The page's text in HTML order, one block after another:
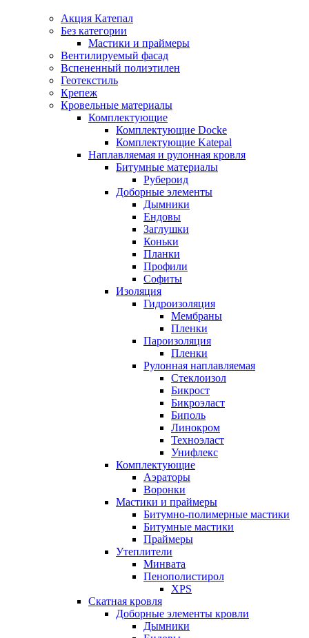
Акция Катепал
Без категории
Мастики и праймеры
Вентилируемый фасад
Вспененный полиэтилен
Геотекстиль
Крепеж
Кровельные материалы
Комплектующие
Комплектующие Docke
Комплектующие Katepal
Наплавляемая и рулонная кровля
Битумные материалы
Рубероид
Доборные элементы
Дымники
Ендовы
Заглушки
Коньки
Планки
Профили
Софиты
Изоляция
Гидроизоляция
Мембраны
Пленки
Пароизоляция
Пленки
Рулонная наплавляемая
Cтеклоизол
Бикрост
Бикроэласт
Биполь
Линокром
Техноэласт
Унифлекс
Комплектующие
Аэраторы
Воронки
Мастики и праймеры
Битумно-полимерные мастики
Битумные мастики
Праймеры
Утеплители
Минвата
Пенополистирол
XPS
Скатная кровля
Доборные элементы кровли
Дымники